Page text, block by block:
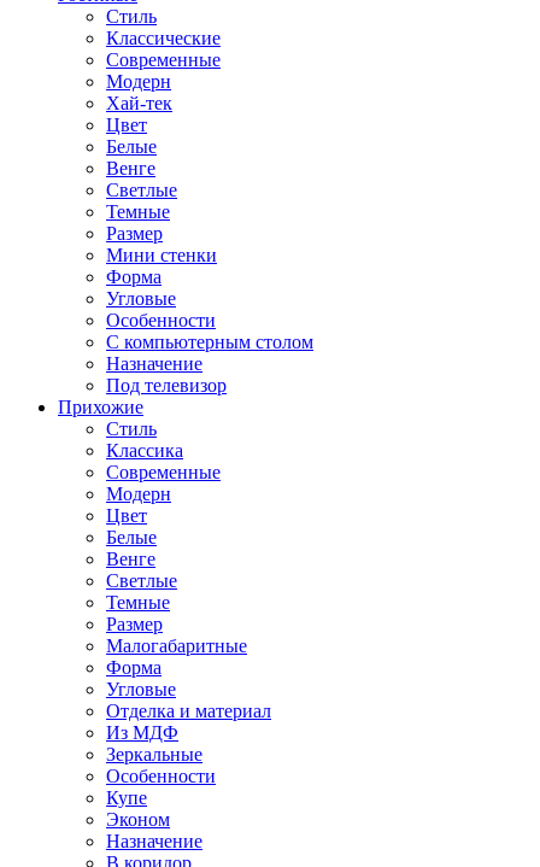
Стиль
Классические
Современные
Модерн
Хай-тек
Цвет
Белые
Венге
Светлые
Темные
Размер
Мини стенки
Форма
Угловые
Особенности
С компьютерным столом
Назначение
Под телевизор
Прихожие
Стиль
Классика
Современные
Модерн
Цвет
Белые
Венге
Светлые
Темные
Размер
Малогабаритные
Форма
Угловые
Отделка и материал
Из МДФ
Зеркальные
Особенности
Купе
Эконом
Назначение
В коридор